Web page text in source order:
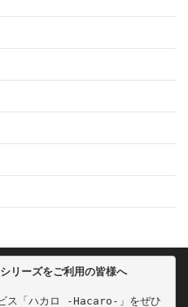
ーズをご利用の皆様へ
ス「ハカロ -Hacaro-」をぜひ